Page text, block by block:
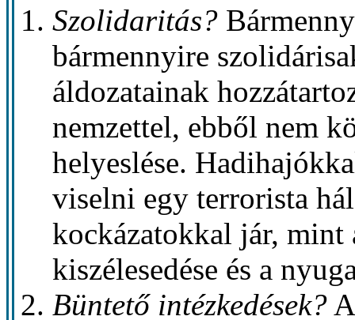
Szolidaritás?
bármennyire
áldozatainak
nemzettel, ebből nem
helyeslése.
viselni egy terrorista
kockázatokkal jár, mint
kiszélesedése és a
Büntető intézkedések?